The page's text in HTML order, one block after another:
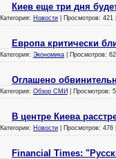
Киев еще три дня
Категория: Новости | Просмотров: 421
Европа критически
Категория: Экономика | Просмотров:
Оглашено
Категория: Обзор СМИ | Просмотров:
В центре Киева
Категория: Новости | Просмотров: 476
Financial Times: